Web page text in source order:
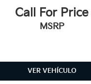
Call For Price
MSRP
VER VEHÍCULO